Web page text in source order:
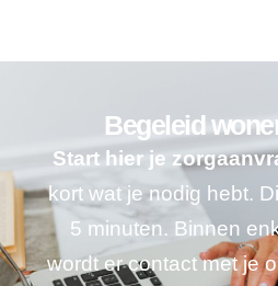
Begeleid
Start hier je
kort wat je nodig hebt.
5 minuten. Binnen
wordt er contact met je